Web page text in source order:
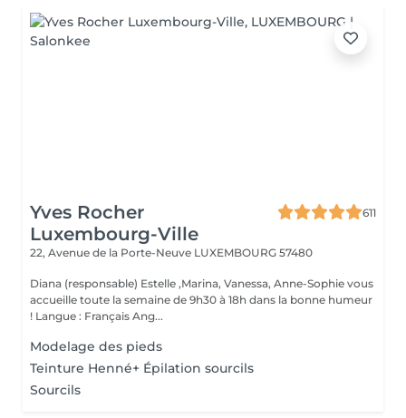
Yves Rocher
Luxembourg-Ville
611
22, Avenue de la Porte-Neuve LUXEMBOURG 57480
Diana (responsable) Estelle ,Marina, Vanessa, Anne-Sophie vous
accueille toute la semaine de 9h30 à 18h dans la bonne humeur
! Langue : Français Ang...
Modelage des pieds
Teinture Henné+ Épilation sourcils
Sourcils